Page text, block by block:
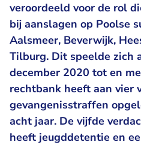
veroordeeld voor de rol
bij aanslagen op Poolse
Aalsmeer, Beverwijk,
Tilburg. Dit speelde zich
december 2020 tot en
rechtbank heeft aan vier
gevangenisstraffen
acht jaar. De vijfde
heeft jeugddetentie en